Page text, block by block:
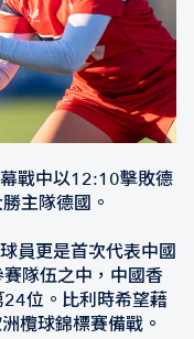
戰中以12:10擊敗德
主隊德國。
員更是首次代表中國
隊伍之中，中國香
位。比利時希望藉
欖球錦標賽備戰。